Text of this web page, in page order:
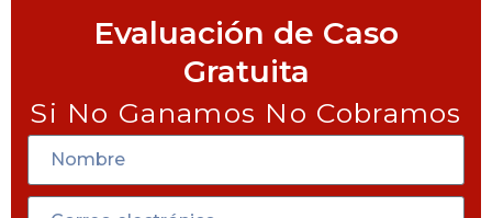
Evaluación de Caso
Gratuita
Si No Ganamos No Cobramos